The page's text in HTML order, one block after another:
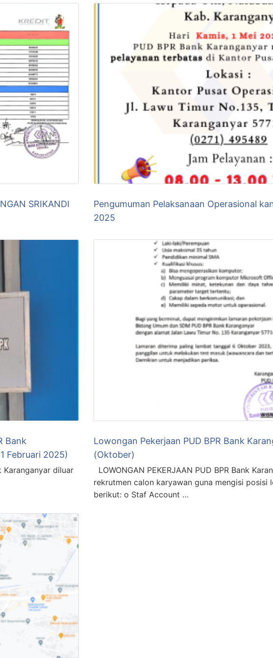
SRIKANDI
Pengumuman Pelaksanaan Operasional
2025
Bank
Februari 2025)
Karanganyar diluar
Lowongan Pekerjaan PUD BPR Bank
(Oktober)
LOWONGAN PEKERJAAN PUD BPR Bank
rekrutmen calon karyawan guna mengisi posisi
berikut: o Staf Account …